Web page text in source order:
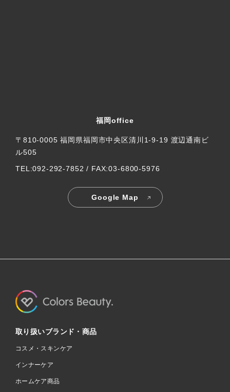
福岡office
〒810-0005 福岡県福岡市中央区清川1-9-19 渡辺通南ビ
ル505
TEL:092-292-7852 / FAX:03-6800-5976
Google Map
取り扱いブランド・商品
コスメ・スキンケア
インナーケア
ホームケア商品